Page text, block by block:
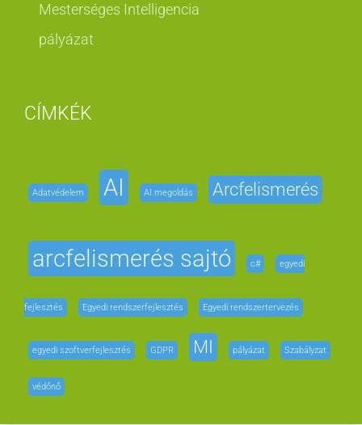
Mesterséges Intelligencia
pályázat
CÍMKÉK
Adatvédelem AI AI megoldás Arcfelismerés
arcfelismerés sajtó c# egyedi
fejlesztés Egyedi rendszerfejlesztés Egyedi rendszertervezés
egyedi szoftverfejlesztés GDPR MI pályázat Szabályzat
védőnő